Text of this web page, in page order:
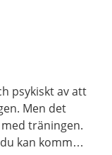
psykiskt av att
Men det
träningen.
kan komma i